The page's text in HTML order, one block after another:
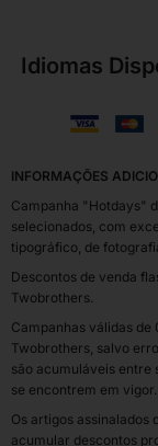
Idiomas
INFORMAÇÕES
Campanha "Hotdays"
selecionados, com
tipográfico, de
Descontos de venda
Twobrothers.
Campanhas válidas de
Twobrothers, salvo
são acumuláveis entre
se encontrem em vigor.
Os artigos assinalados
acumular descontos